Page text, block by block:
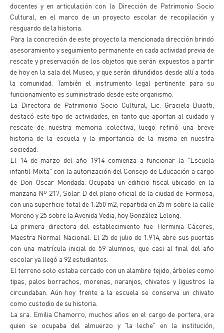
docentes y en articulación con la Dirección de Patrimonio Socio
Cultural, en el marco de un proyecto escolar de recopilación y
resguardo de la historia.
Para la concreción de este proyecto la mencionada dirección brindó
asesoramiento y seguimiento permanente en cada actividad previa de
rescate y preservación de los objetos que serán expuestos a partir
de hoy en la sala del Museo, y que serán difundidos desde allí a toda
la comunidad. También el instrumento legal pertinente para su
funcionamiento es suministrado desde este organismo.
La Directora de Patrimonio Socio Cultural, Lic. Graciela Buiatti,
destacó este tipo de actividades, en tanto que aportan al cuidado y
rescate de nuestra memoria colectiva, luego refirió una breve
historia de la escuela y la importancia de la misma en nuestra
sociedad.
El 14 de marzo del año 1914 comienza a funcionar la "Escuela
infantil Mixta" con la autorización del Consejo de Educación a cargo
de Don Oscar Mondada. Ocupaba un edificio fiscal ubicado en la
manzana Nº 217, Solar D del plano oficial de la ciudad de Formosa,
con una superficie total de 1.250 m2, repartida en 25 m sobre la calle
Moreno y 25 sobre la Avenida Vedia, hoy González Lelong.
La primera directora del establecimiento fue Herminia Cáceres,
Maestra Normal Nacional. El 25 de julio de 1.914, abre sus puertas
con una matrícula inicial de 59 alumnos, que casi al final del año
escolar ya llegó a 92 estudiantes.
El terreno solo estaba cercado con un alambre tejido, árboles como
tipas, palos borrachos, morenas, naranjos, chivatos y ligustros la
circundaban. Aún hoy frente a la escuela se conserva un chivato
como custodio de su historia.
La sra. Emilia Chamorro, muchos años en el cargo de portera, era
quien se ocupaba del almuerzo y "la leche" en la institución,